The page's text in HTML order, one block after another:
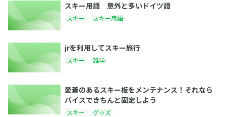
スキー用語 意外と多いドイツ語
スキー スキー用語
jrを利用してスキー旅行
スキー 雑学
愛着のあるスキー板をメンテナンス！それなら
バイスできちんと固定しよう
スキー グッズ